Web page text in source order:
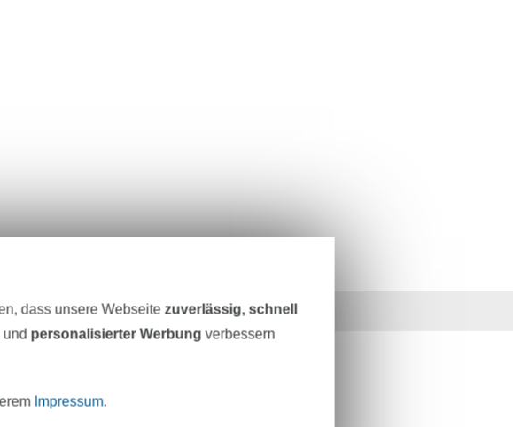
Kunden 36 Jahre Erfahrung
erhalte einen
dass unsere Webseite zuverlässig, schnell
und personalisierter Werbung verbessern
Impressum.